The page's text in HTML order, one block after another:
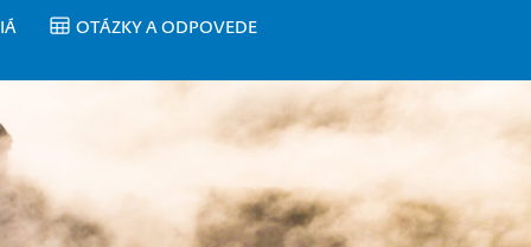
OTÁZKY A ODPOVEDE